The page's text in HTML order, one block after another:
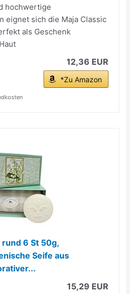
hochwertige
eignet sich die Maja Classic
als Geschenk
12,36 EUR
*Zu Amazon
6 St 50g,
Seife aus
15,29 EUR